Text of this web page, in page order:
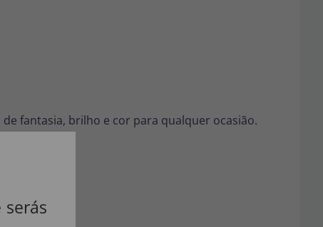
fantasia, brilho e cor para qualquer ocasião.